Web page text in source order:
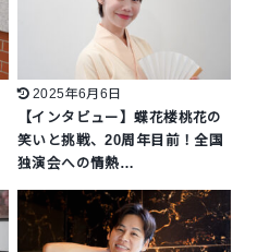
2025年6月6日
【インタビュー】蝶花楼桃花の
笑いと挑戦、20周年目前！全国
独演会への情熱…